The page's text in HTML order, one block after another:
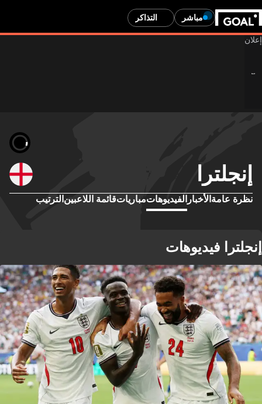
مباشر التذاكر
إنجلترا
نظرة عامة الأخبار الفيديوهاتمبارياتقائمة اللاعبين الترتيب
إنجلترا فيديوهات